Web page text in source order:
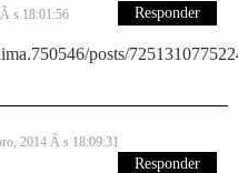
s 18:01:56 Responder
posts/
2014 Ã s 18:09:31
Responder